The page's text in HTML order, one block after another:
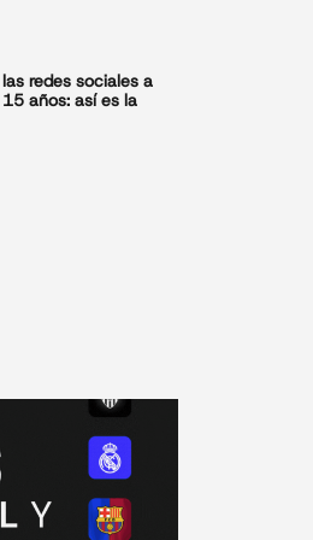
redes sociales a
años: así es la